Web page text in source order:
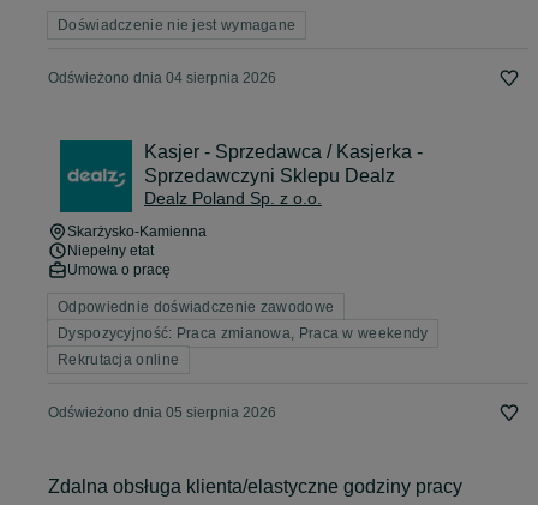
Doświadczenie nie jest wymagane
Odświeżono dnia 04 sierpnia 2026
Kasjer - Sprzedawca / Kasjerka -
Sprzedawczyni Sklepu Dealz
Dealz Poland Sp. z o.o.
Skarżysko-Kamienna
Niepełny etat
Umowa o pracę
Odpowiednie doświadczenie zawodowe
Dyspozycyjność: Praca zmianowa, Praca w weekendy
Rekrutacja online
Odświeżono dnia 05 sierpnia 2026
Zdalna obsługa klienta/elastyczne godziny pracy